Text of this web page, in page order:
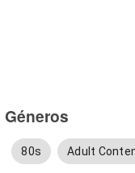
Géneros
80s Adult